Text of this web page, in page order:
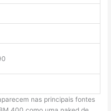
nas principais fontes